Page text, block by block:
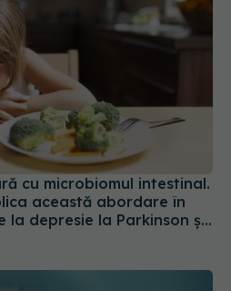
cu microbiomul intestinal.
această abordare în
depresie la Parkinson și